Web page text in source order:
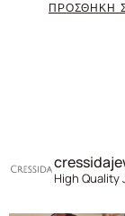
ΠΡΟΣΘΗΚΗ
High